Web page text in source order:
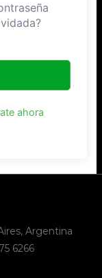
ahora
Argentina
6266